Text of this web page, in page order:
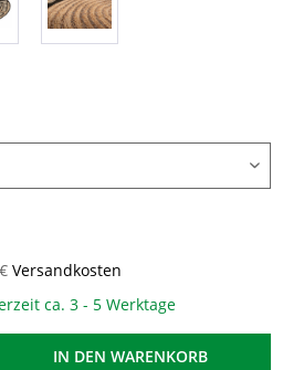
Versandkosten
ca. 3 - 5 Werktage
IN DEN WARENKORB